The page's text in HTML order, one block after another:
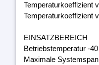
Temperaturkoeffizient
Temperaturkoeffizient
EINSATZBEREICH
Betriebstemperatur -
Maximale